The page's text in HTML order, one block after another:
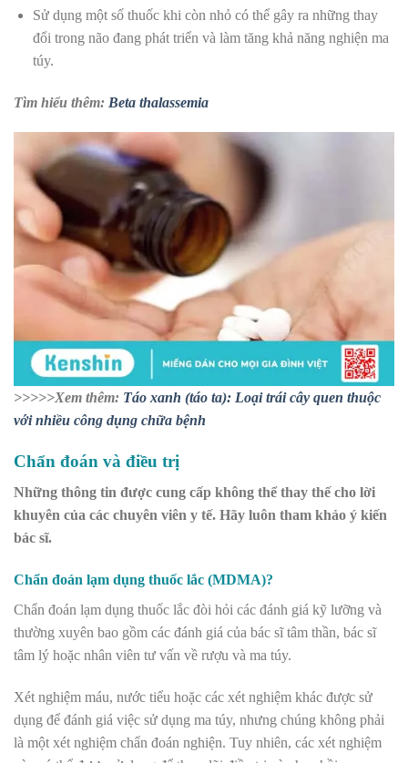
Sử dụng một số thuốc khi còn nhỏ có thể gây ra những thay
đổi trong não đang phát triển và làm tăng khả năng nghiện ma
túy.
Tìm hiểu thêm: Beta thalassemia
>>>>>Xem thêm: Táo xanh (táo ta): Loại trái cây quen thuộc
với nhiều công dụng chữa bệnh
Chẩn đoán và điều trị
Những thông tin được cung cấp không thể thay thế cho lời
khuyên của các chuyên viên y tế. Hãy luôn tham khảo ý kiến
bác sĩ.
Chẩn đoán lạm dụng thuốc lắc (MDMA)?
Chẩn đoán lạm dụng thuốc lắc đòi hỏi các đánh giá kỹ lưỡng và
thường xuyên bao gồm các đánh giá của bác sĩ tâm thần, bác sĩ
tâm lý hoặc nhân viên tư vấn về rượu và ma túy.
Xét nghiệm máu, nước tiểu hoặc các xét nghiệm khác được sử
dụng để đánh giá việc sử dụng ma túy, nhưng chúng không phải
là một xét nghiệm chẩn đoán nghiện. Tuy nhiên, các xét nghiệm